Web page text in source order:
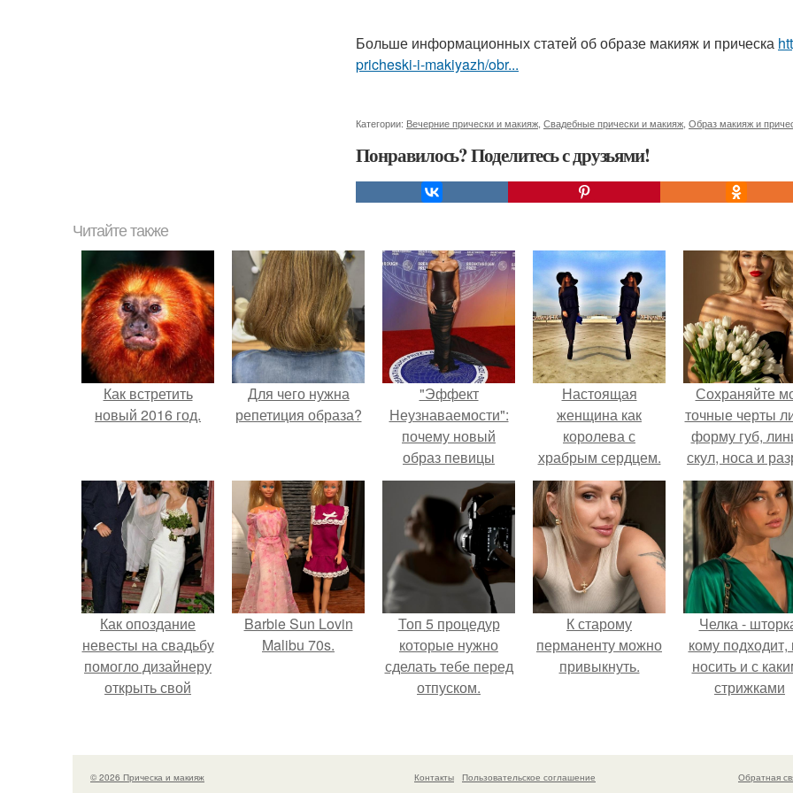
Больше информационных статей об образе макияж и прическа
pricheski-i-makiyazh/obr...
Категории: Вечерние прически и макияж Свадебные прически и макияж Образ макияж и
Понравилось? Поделитесь с друзьями!
Читайте также
Как встретить
новый 2016 год.
Для чего нужна
репетиция образа?
"Эффект
Неузнаваемости":
почему новый
образ певицы
вызвал споры о
гранях
возможного?
Настоящая
женщина как
королева с
храбрым сердцем.
Сохраняйте
точные черты
форму губ,
скул, носа и
глаз.
Как опоздание
невесты на свадьбу
помогло дизайнеру
открыть свой
Barbie Sun Lovin
Malibu 70s.
Топ 5 процедур
которые нужно
сделать тебе перед
отпуском.
К старому
перманенту можно
привыкнуть.
Челка -
кому подходит,
носить и с
стрижками
© 2026 Прическа и макияж Контакты
Пользовательское соглашение
Обратная